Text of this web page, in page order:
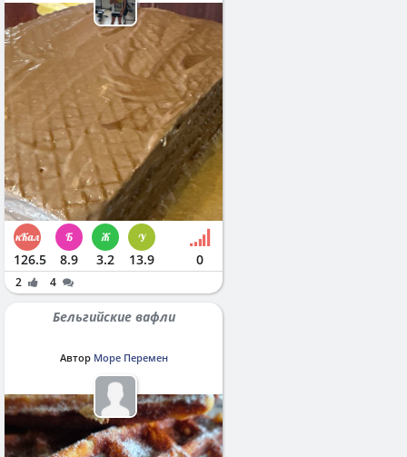
126.5 8.9 3.2 13.9 0
2 4
Бельгийские вафли
Автор Море Перемен